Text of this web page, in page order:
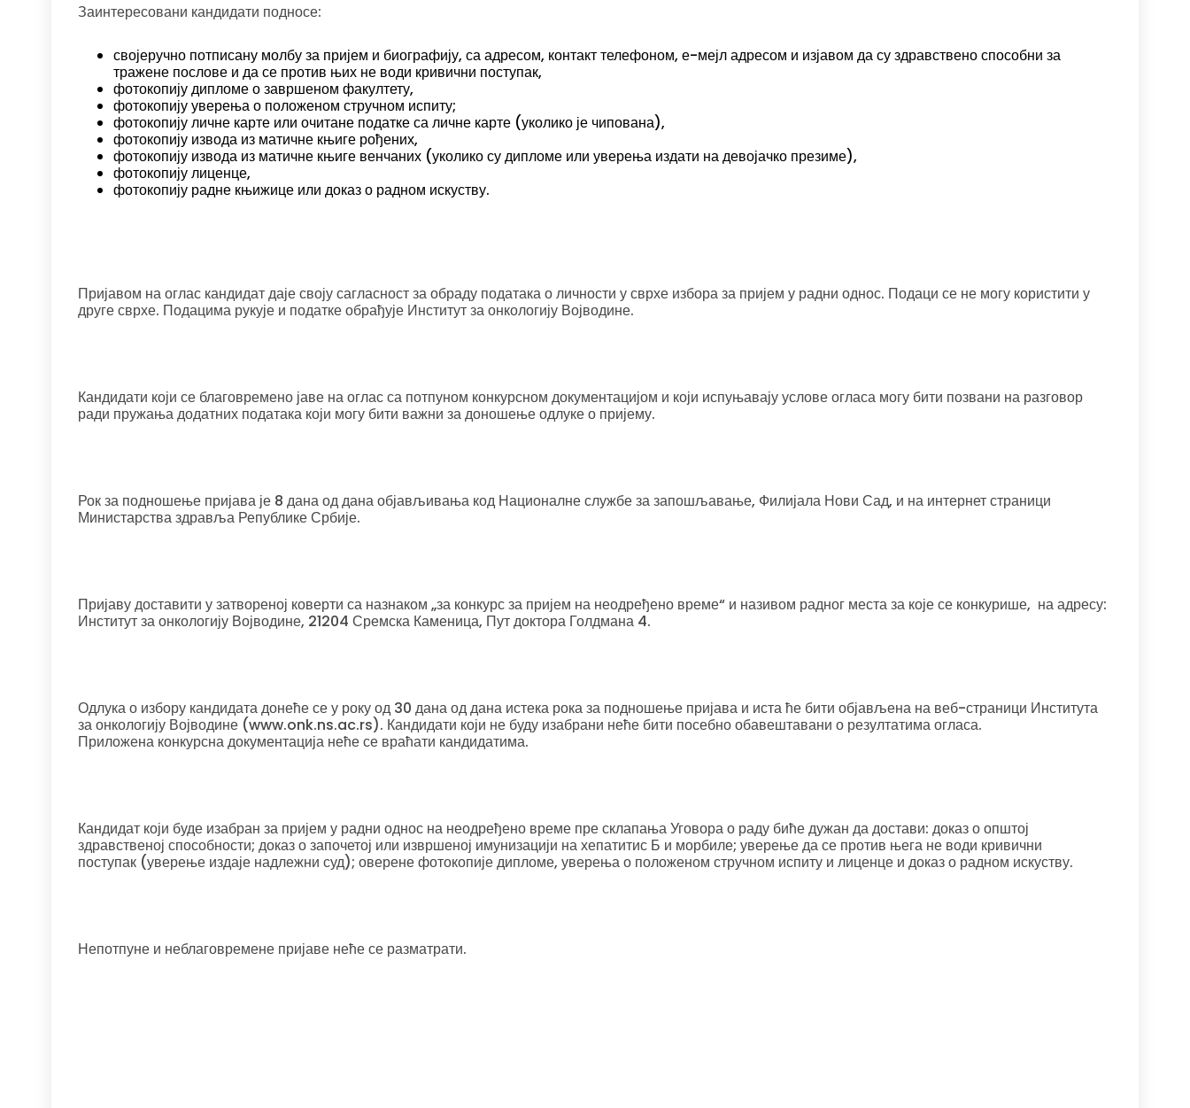
Заинтересовани кандидати подносе:
својеручно потписану молбу за пријем и биографију, са адресом, контакт телефоном, е-мејл адресом и изјавом да су здравствено способни за
тражене послове и да се против њих не води кривични поступак,
фотокопију дипломе о завршеном факултету,
фотокопију уверења о положеном стручном испиту;
фотокопију личне карте или очитане податке са личне карте (уколико је чипована),
фотокопију извода из матичне књиге рођених,
фотокопију извода из матичне књиге венчаних (уколико су дипломе или уверења издати на девојачко презиме),
фотокопију лиценце,
фотокопију радне књижице или доказ о радном искуству.
Пријавом на оглас кандидат даје своју сагласност за обраду података о личности у сврхе избора за пријем у радни однос. Подаци се не могу користити у
друге сврхе. Подацима рукује и податке обрађује Институт за онкологију Војводине.
Кандидати који се благовремено јаве на оглас са потпуном конкурсном документацијом и који испуњавају услове огласа могу бити позвани на разговор
ради пружања додатних података који могу бити важни за доношење одлуке о пријему.
Рок за подношење пријава је 8 дана од дана објављивања код Националне службе за запошљавање, Филијала Нови Сад, и на интернет страници
Министарства здравља Републике Србије.
Пријаву доставити у затвореној коверти са назнаком „за конкурс за пријем на неодређено време“ и називом радног места за које се конкурише, на адресу:
Институт за онкологију Војводине, 21204 Сремска Каменица, Пут доктора Голдмана 4.
Одлука о избору кандидата донеће се у року од 30 дана од дана истека рока за подношење пријава и иста ће бити објављена на веб-страници Института
за онкологију Војводине (www.onk.ns.ac.rs). Кандидати који не буду изабрани неће бити посебно обавештавани о резултатима огласа.
Приложена конкурсна документација неће се враћати кандидатима.
Кандидат који буде изабран за пријем у радни однос на неодређено време пре склапања Уговора о раду биће дужан да достави: доказ о општој
здравственој способности; доказ о започетој или извршеној имунизацији на хепатитис Б и морбиле; уверење да се против њега не води кривични
поступак (уверење издаје надлежни суд); оверене фотокопије дипломе, уверења о положеном стручном испиту и лиценце и доказ о радном искуству.
Непотпуне и неблаговремене пријаве неће се разматрати.